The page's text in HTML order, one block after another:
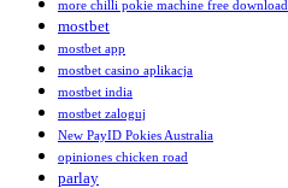
more chilli pokie machine free download
mostbet
mostbet app
mostbet casino aplikacja
mostbet india
mostbet zaloguj
New PayID Pokies Australia
opiniones chicken road
parlay